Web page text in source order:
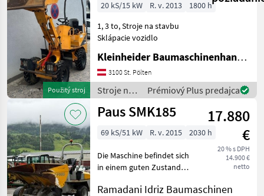
Použitý stroj
20 kS/15 kW R. v. 2013
1800 h
1, 3 to, Stroje na stavbu
Sklápacie vozidlo
Kleinheider Baumaschinenhandel GmbH.
3100 St. Pölten
Stroje na
stavbu /
Thwaites
Prémiový Plus predajca
Paus SMK185
17.880
€
20 % s DPH
14.900 €
netto
69 kS/51 kW R. v. 2015 2030 h
Die Maschine befindet sich
in einem guten Zustand
vozidlo
Ramadani Idriz Baumaschinen